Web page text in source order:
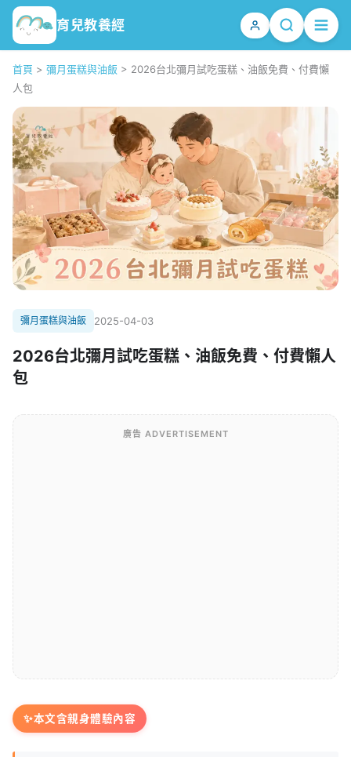
育兒教養經
首頁 > 彌月蛋糕與油飯 > 2026台北彌月試吃蛋糕、油飯免費、付費懶
人包
彌月蛋糕與油飯 2025-04-03
2026台北彌月試吃蛋糕、油飯免費、付費懶人
包
廣告 ADVERTISEMENT
✨本文含親身體驗內容